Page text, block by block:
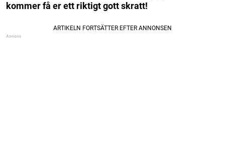
kommer få er ett riktigt gott skratt!